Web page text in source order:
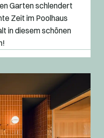
Garten schlendert
Zeit im Poolhaus
in diesem schönen